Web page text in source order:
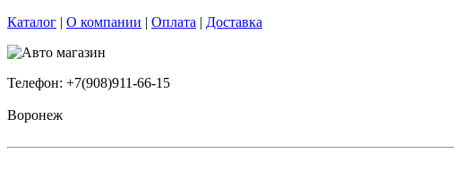
Каталог | О компании | Оплата | Доставка
Телефон: +7(908)911-66-15
Воронеж